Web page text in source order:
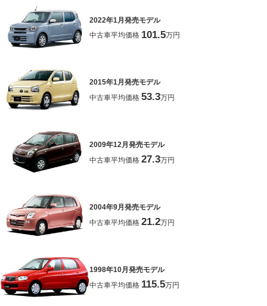
2022年1月発売モデル
中古車平均価格 101.5万円
2015年1月発売モデル
中古車平均価格 53.3万円
2009年12月発売モデル
中古車平均価格 27.3万円
2004年9月発売モデル
中古車平均価格 21.2万円
1998年10月発売モデル
中古車平均価格 115.5万円